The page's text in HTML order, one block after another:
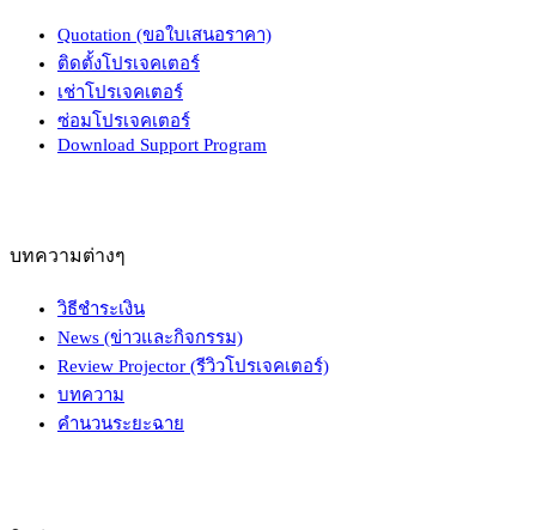
Quotation (ขอใบเสนอราคา)
ติดตั้งโปรเจคเตอร์
เช่าโปรเจคเตอร์
ซ่อมโปรเจคเตอร์
Download Support Program
บทความต่างๆ
วิธีชำระเงิน
News (ข่าวและกิจกรรม)
Review Projector (รีวิวโปรเจคเตอร์)
บทความ
คำนวนระยะฉาย